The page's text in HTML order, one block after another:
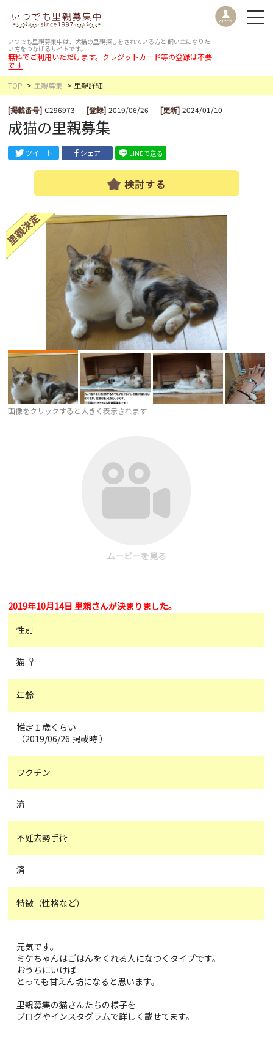
いつでも里親募集中は、犬猫の里親探しをされている方と 飼い主になりた
い方をつなげるサイトです。
無料でご利用いただけます。クレジットカード等の登録は不要
です
TOP
里親募集 里親詳細
[掲載番号] C296973 [登録] 2019/06/26 [更新] 2024/01/10
成猫の里親募集
ツイート シェア LINEで送る
検討する
画像をクリックすると大きく表示されます
ムービーを見る
2019年10月14日 里親さんが決まりました。
性別
猫 ♀
年齢
推定１歳くらい
（2019/06/26 掲載時 ）
ワクチン
済
不妊去勢手術
済
特徴（性格など）
元気です。
ミケちゃんはごはんをくれる人になつくタイプです。
おうちにいけば
とっても甘えん坊になると思います。
里親募集の猫さんたちの様子を
ブログやインスタグラムで詳しく載せてます。